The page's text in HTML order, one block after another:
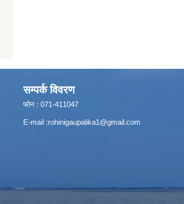
सम्पर्क विवरण
फोन : 071-411047
E-mail :rohinigaupalika1@gmail.com